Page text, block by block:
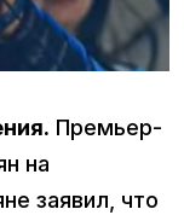
Премьер-
на
заявил, что